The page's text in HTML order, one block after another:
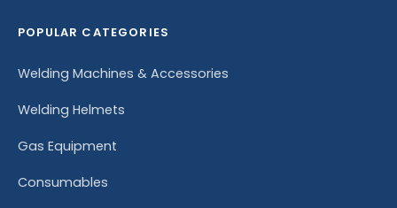
POPULAR CATEGORIES
Welding Machines & Accessories
Welding Helmets
Gas Equipment
Consumables